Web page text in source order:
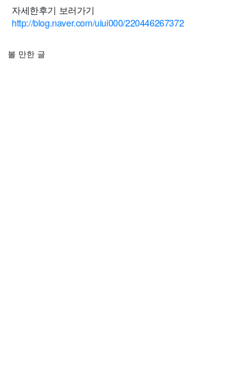
자세한후기 보러가기
http://blog.naver.com/uiui000/220446267372
볼 만한 글